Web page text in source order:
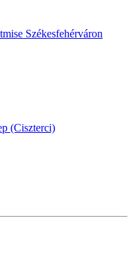
Székesfehérváron
(Ciszterci)